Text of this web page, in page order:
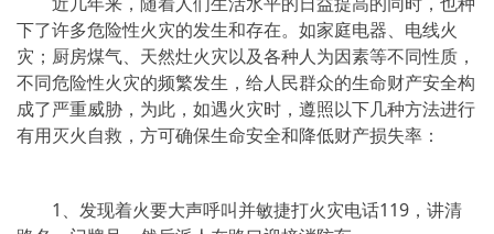
下了许多危险性火灾的发生和存在。如家庭电器、电线火
灾；厨房煤气、天然灶火灾以及各种人为因素等不同性质，
不同危险性火灾的频繁发生，给人民群众的生命财产安全构
成了严重威胁，为此，如遇火灾时，遵照以下几种方法进行
有用灭火自救，方可确保生命安全和降低财产损失率：
1、发现着火要大声呼叫并敏捷打火灾电话119，讲清